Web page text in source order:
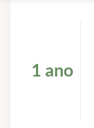
1 ano